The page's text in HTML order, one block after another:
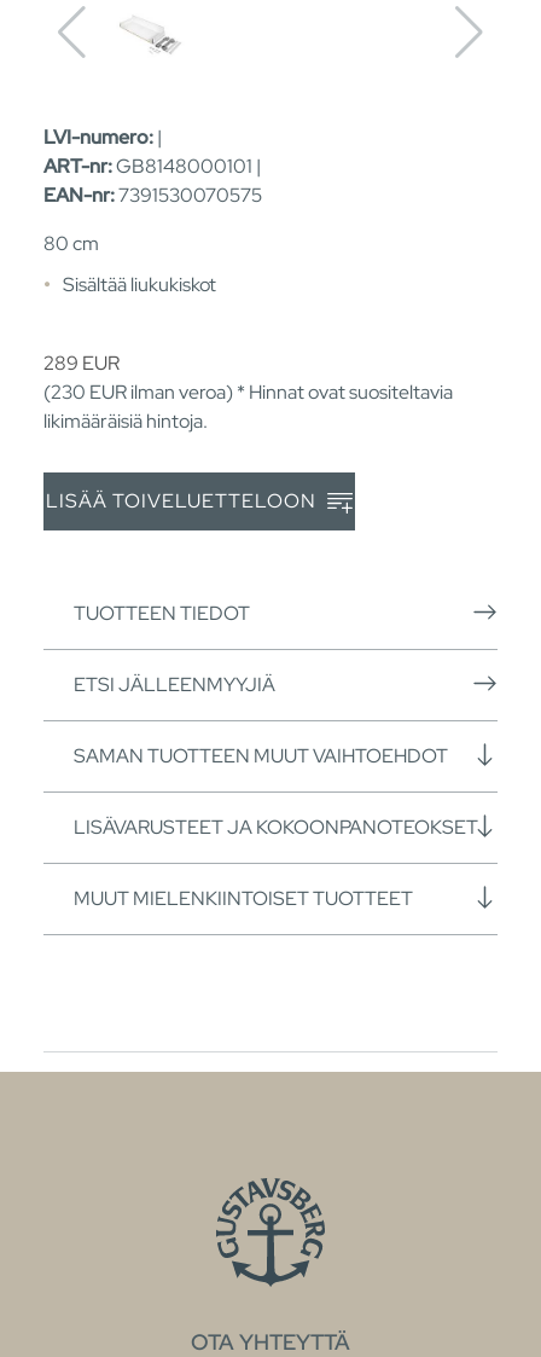
LVI-numero:|
ART-nr:GB8148000101 |
EAN-nr:7391530070575
80 cm
Sisältää liukukiskot
289 EUR
(230 EURilman veroa) * Hinnat ovat suositeltavia
likimääräisiä hintoja.
LISÄÄ TOIVELUETTELOON
TUOTTEEN TIEDOT
ETSI JÄLLEENMYYJIÄ
SAMAN TUOTTEEN MUUT VAIHTOEHDOT
LISÄVARUSTEET JA KOKOONPANOTEOKSET
MUUT MIELENKIINTOISET TUOTTEET
OTA YHTEYTTÄ